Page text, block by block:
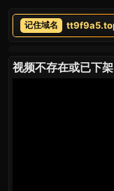
视频不存在或已下架